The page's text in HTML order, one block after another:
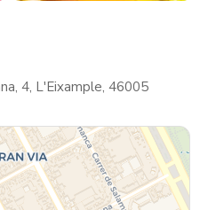
4, L'Eixample, 46005